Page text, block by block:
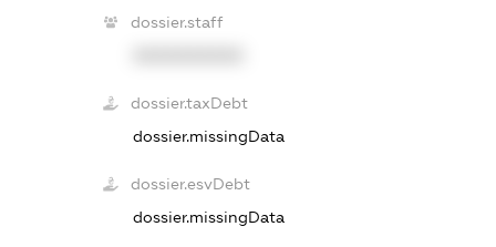
dossier.staff
dossier.taxDebt
dossier.missingData
dossier.esvDebt
dossier.missingData